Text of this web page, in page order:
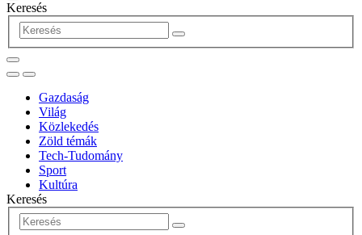
Keresés
Gazdaság
Világ
Közlekedés
Zöld témák
Tech-Tudomány
Sport
Kultúra
Keresés